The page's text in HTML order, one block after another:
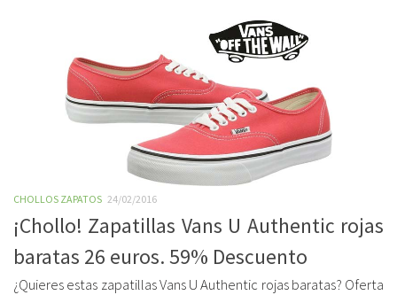
CHOLLOS ZAPATOS 24/02/2016
¡Chollo! Zapatillas Vans U Authentic rojas
baratas 26 euros. 59% Descuento
¿Quieres estas zapatillas Vans U Authentic rojas baratas? Oferta